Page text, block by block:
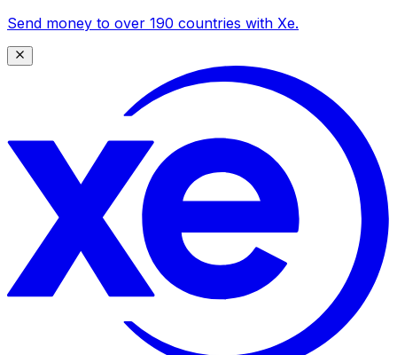
Send money to over 190 countries with Xe.